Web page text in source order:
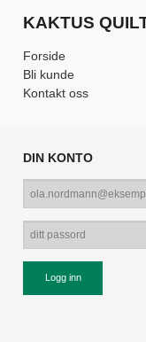
KAKTUS
Forside
Bli kunde
Kontakt oss
DIN KONTO